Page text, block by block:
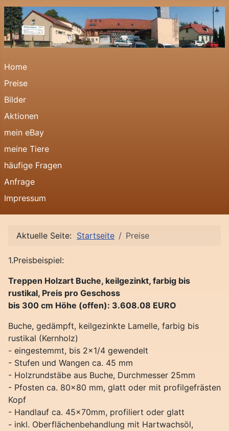
Home
Preise
Bilder
Aktionen
mein eBay
meine Tiere
häufige Fragen
Anfrage
Impressum
Aktuelle Seite: Startseite Preise
1.Preisbeispiel:
Treppen Holzart Buche, keilgezinkt, farbig bis
rustikal, Preis pro Geschoss
bis 300 cm Höhe (offen): 3.608.08 EURO
Buche, gedämpft, keilgezinkte Lamelle, farbig bis
rustikal (Kernholz)
- eingestemmt, bis 2x1/4 gewendelt
- Stufen und Wangen ca. 45 mm
- Holzrundstäbe aus Buche, Durchmesser 25mm
- Pfosten ca. 80x80 mm, glatt oder mit profilgefrästen
Kopf
- Handlauf ca. 45x70mm, profiliert oder glatt
- inkl. Oberflächenbehandlung mit Hartwachsöl,